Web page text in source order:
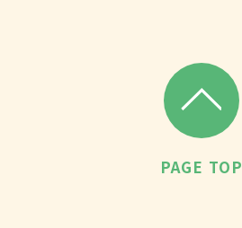
PAGE TOP